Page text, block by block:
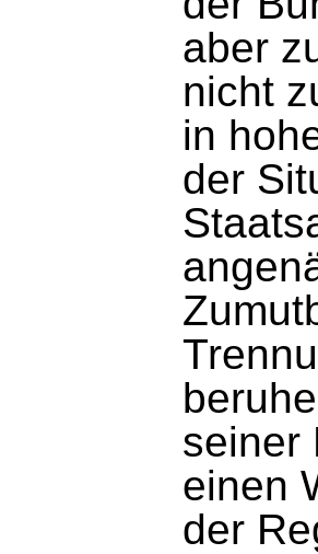
aber
nicht
in
der
seiner
einen
der